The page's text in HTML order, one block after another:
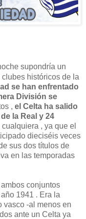
supondría un
históricos de la
se han enfrentado
División se
, el Celta ha salido
la Real y 24
, ya que el
dieciséis veces
sus dos títulos de
en las temporadas
conjuntos
1941 . Era la
vasco -al menos en
ante un Celta ya